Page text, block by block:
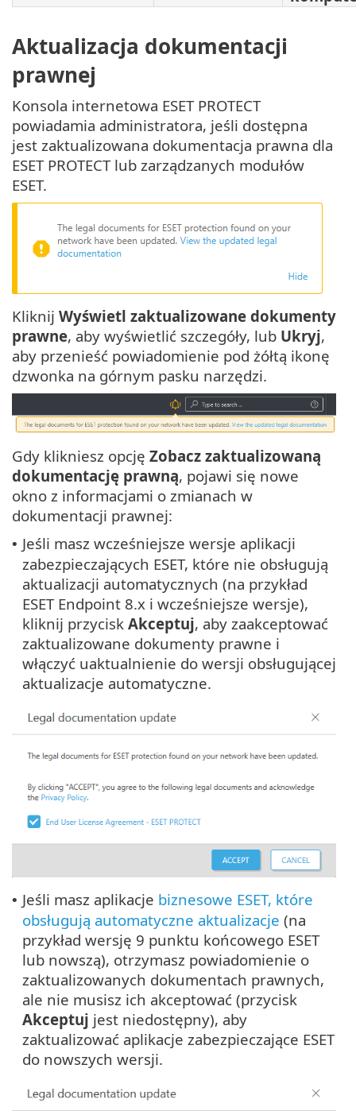
Aktualizacja dokumentacji
prawnej
Konsola internetowa ESET PROTECT
powiadamia administratora, jeśli dostępna
jest zaktualizowana dokumentacja prawna dla
ESET PROTECT lub zarządzanych modułów
ESET.
Kliknij Wyświetl zaktualizowane dokumenty
prawne, aby wyświetlić szczegóły, lub Ukryj,
aby przenieść powiadomienie pod żółtą ikonę
dzwonka na górnym pasku narzędzi.
Gdy klikniesz opcję Zobacz zaktualizowaną
dokumentację prawną, pojawi się nowe
okno z informacjami o zmianach w
dokumentacji prawnej:
• Jeśli masz wcześniejsze wersje aplikacji
zabezpieczających ESET, które nie obsługują
aktualizacji automatycznych (na przykład
ESET Endpoint 8.x i wcześniejsze wersje),
kliknij przycisk Akceptuj, aby zaakceptować
zaktualizowane dokumenty prawne i
włączyć uaktualnienie do wersji obsługującej
aktualizacje automatyczne.
• Jeśli masz aplikacje biznesowe ESET, które
obsługują automatyczne aktualizacje (na
przykład wersję 9 punktu końcowego ESET
lub nowszą), otrzymasz powiadomienie o
zaktualizowanych dokumentach prawnych,
ale nie musisz ich akceptować (przycisk
Akceptuj jest niedostępny), aby
zaktualizować aplikacje zabezpieczające ESET
do nowszych wersji.